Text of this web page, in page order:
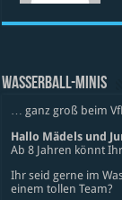
WASSERBALL-MINIS
… ganz groß beim
Hallo Mädels und
Ab 8 Jahren könnt
Ihr seid gerne im
einem tollen Team?